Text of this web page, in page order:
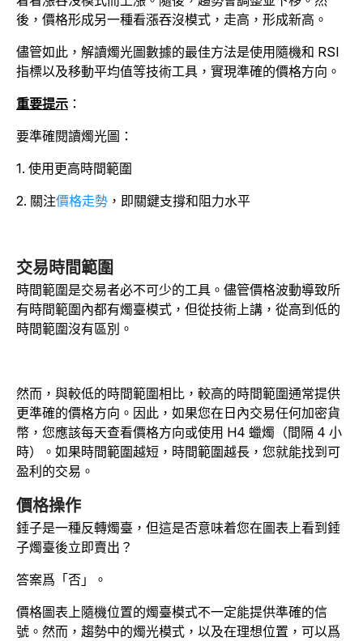
後，價格形成另一種看漲吞沒模式，走高，形成新高。
儘管如此，解讀燭光圖數據的最佳方法是使用隨機和 RSI
指標以及移動平均值等技術工具，實現準確的價格方向。
重要提示 ：
要準確閱讀燭光圖：
1. 使用更高時間範圍
2. 關注價格走勢 ，即關鍵支撐和阻力水平
交易時間範圍
時間範圍是交易者必不可少的工具。儘管價格波動導致所
有時間範圍內都有燭臺模式，但從技術上講，從高到低的
時間範圍沒有區別。
然而，與較低的時間範圍相比，較高的時間範圍通常提供
更準確的價格方向。因此，如果您在日內交易任何加密貨
幣，您應該每天查看價格方向或使用 H4 蠟燭（間隔 4 小
時）。如果時間範圍越短，時間範圍越長，您就能找到可
盈利的交易。
價格操作
錘子是一種反轉燭臺，但這是否意味着您在圖表上看到錘
子燭臺後立即賣出？
答案爲「否」。
價格圖表上隨機位置的燭臺模式不一定能提供準確的信
號。然而，趨勢中的燭光模式，以及在理想位置，可以爲